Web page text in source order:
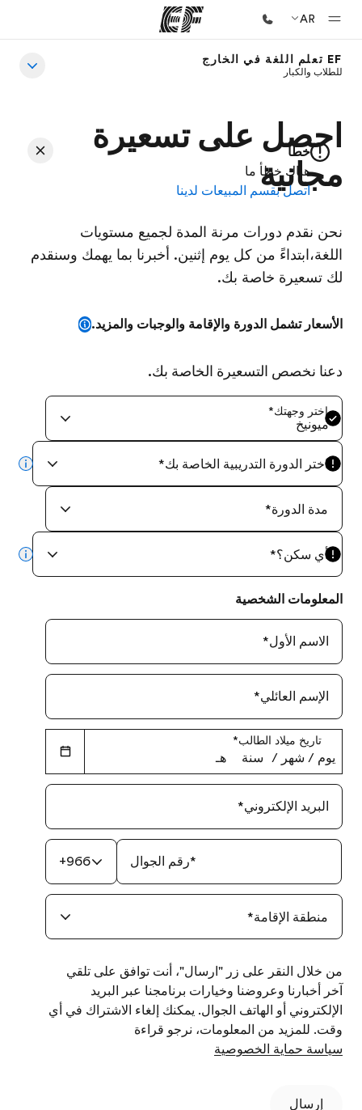
AR
الصفحة الرئيسية
برامج
شاهد كل ما نقوم به
نبذة عنا
من نحن
وظائف
EF تعلم اللغة في الخارج
للطلاب والكبار
احصل على تسعيرة
مجانية
نحن نقدم دورات مرنة المدة لجميع مستويات
اللغة،ابتداءً من كل يوم إثنين. أخبرنا بما يهمك وسنقدم
لك تسعيرة خاصة بك.
الأسعار تشمل الدورة والإقامة والوجبات والمزيد.
دعنا نخصص التسعيرة الخاصة بك.
اختر وجهتك*
ميونيخ
اختر الدورة التدريبية الخاصة بك*
مدة الدورة*
أي سكن؟*
المعلومات الشخصية
الاسم الأول*
الإسم العائلي*
تاريخ ميلاد الطالب*
يوم ‏/ شهر ‏/ سنة هـ
البريد الإلكتروني*
+966 رقم الجوال*
منطقة الإقامة*
من خلال النقر على زر "ارسال"، أنت توافق على تلقي
آخر أخبارنا وعروضنا وخيارات برنامجنا عبر البريد
الإلكتروني أو الهاتف الجوال. يمكنك إلغاء الاشتراك في أي
وقت. للمزيد من المعلومات، نرجو قراءة
سياسة حماية الخصوصية
إرسال
خطأ
هناك خطأ ما
اتصل بقسم المبيعات لدينا